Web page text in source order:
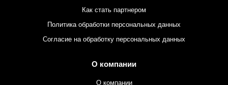
Как стать партнером
Политика обработки персональных данных
Согласие на обработку персональных данных
О компании
О компании